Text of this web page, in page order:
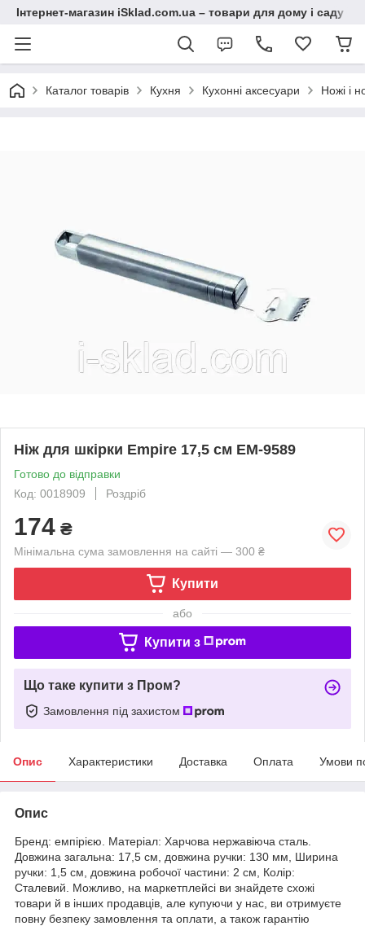
Інтернет-магазин iSklad.com.ua – товари для дому і саду
Каталог товарів Кухня Кухонні аксесуари Ножі і
Ніж для шкірки Empire 17,5 см ЕМ-9589
Готово до відправки
Код: 0018909
Роздріб
174 ₴
Мінімальна сума замовлення на сайті — 300 ₴
Купити
або
Купити з
Що таке купити з Пром?
Замовлення під захистом
Опис Характеристики Доставка Оплата Умови
Опис
Бренд: емпірією. Матеріал: Харчова нержавіюча сталь.
Довжина загальна: 17,5 см, довжина ручки: 130 мм, Ширина
ручки: 1,5 см, довжина робочої частини: 2 см, Колір:
Сталевий. Можливо, на маркетплейсі ви знайдете схожі
товари й в інших продавців, але купуючи у нас, ви отримуєте
повну безпеку замовлення та оплати, а також гарантію